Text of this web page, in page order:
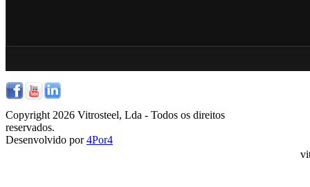
Copyright 2026 Vitrosteel, Lda - Todos os direitos
reservados.
Desenvolvido por4Por4